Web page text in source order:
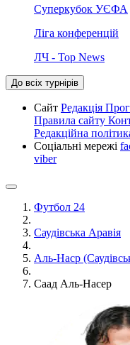
Суперкубок УЄФА
Ліга конференцій
ЛЧ - Top News
До всіх турнірів
Сайт Редакція
Правила сайту
Редакційна
Соціальні мережі
viber
Футбол 24
Саудівська Аравія
Аль-Наср
Саад Аль-Насер